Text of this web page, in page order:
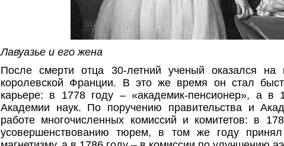
Лавуазье и его жена
После смерти отца 30-летний ученый оказался
королевской Франции. В это же время он стал
карьере: в 1778 году – «академик-пенсионер», а в
Академии наук. По поручению правительства и
работе многочисленных комиссий и комитетов: в
усовершенствованию тюрем, в том же году